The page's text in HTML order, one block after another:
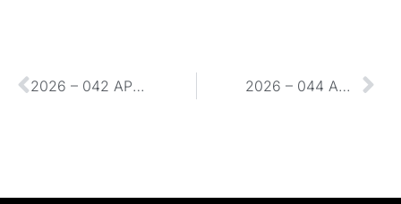
2026 – 042 APPUNTAMENTI DGCA PRENOTAZIONE ONLINE 2026 – 044 ACCORDO BPER-ANEC: CESSIONE DEL CREDITO